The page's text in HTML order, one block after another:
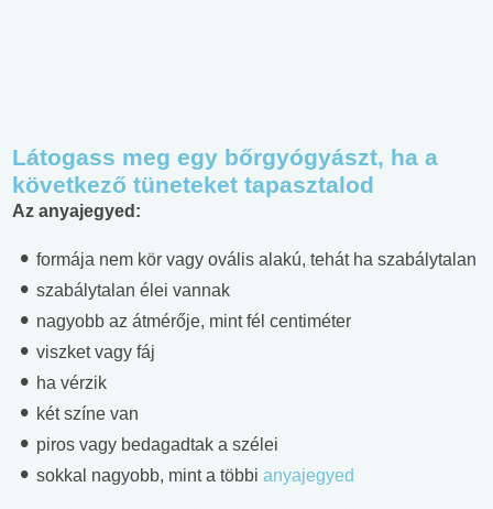
Látogass meg egy bőrgyógyászt, ha a
következő tüneteket tapasztalod
Az anyajegyed:
formája nem kör vagy ovális alakú, tehát ha szabálytalan
szabálytalan élei vannak
nagyobb az átmérője, mint fél centiméter
viszket vagy fáj
ha vérzik
két színe van
piros vagy bedagadtak a szélei
sokkal nagyobb, mint a többi anyajegyed